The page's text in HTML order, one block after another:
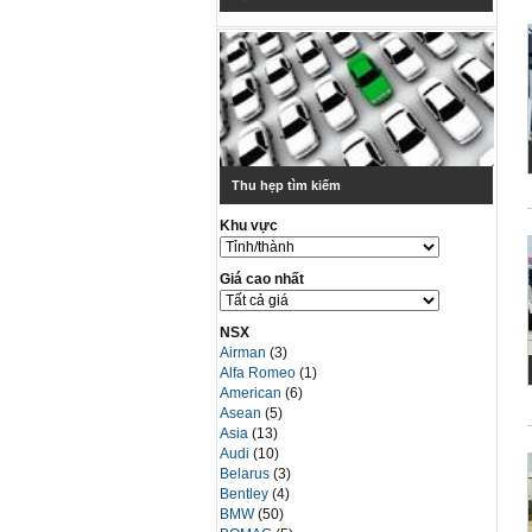
Thu hẹp tìm kiếm
Khu vực
Giá cao nhất
NSX
Airman(3)
Alfa Romeo(1)
American(6)
Asean(5)
Asia(13)
Audi(10)
Belarus(3)
Bentley(4)
BMW(50)